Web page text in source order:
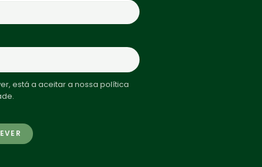
está a aceitar a nossa política